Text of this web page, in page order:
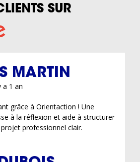
SUR
MARTIN
a 1 an
grâce à Orientaction ! Une
à la réflexion et aide à structurer
professionnel clair.